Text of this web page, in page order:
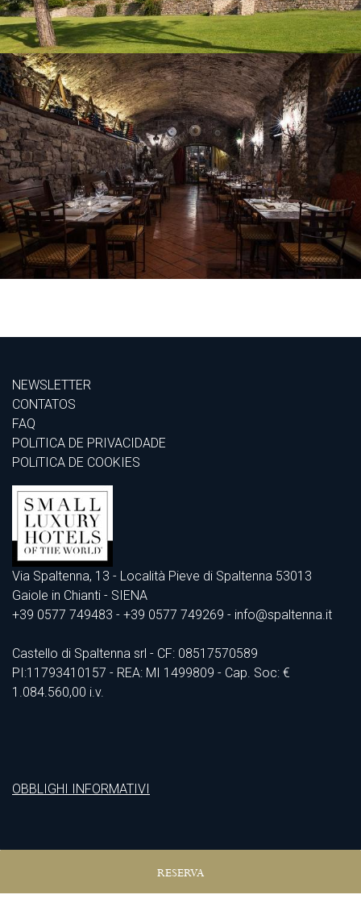
RESERVA
NEWSLETTER
CONTATOS
FAQ
POLíTICA DE PRIVACIDADE
POLíTICA DE COOKIES
Via Spaltenna, 13 - Località Pieve di Spaltenna 53013
Gaiole in Chianti - SIENA
+39 0577 749483 - +39 0577 749269 - info@spaltenna.it
Castello di Spaltenna srl - CF: 08517570589
PI:11793410157 - REA: MI 1499809 - Cap. Soc: €
1.084.560,00 i.v.
OBBLIGHI INFORMATIVI
As suas escolhas de privacidade